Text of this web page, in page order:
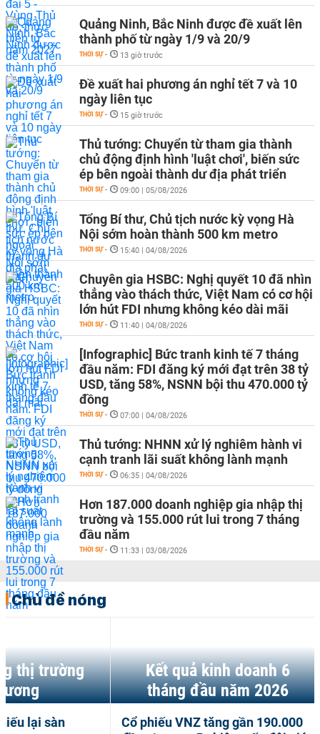
Quảng Ninh, Bắc Ninh được đề xuất lên
thành phố từ ngày 1/9 và 20/9
THỜI SỰ - 13 giờ trước
Đề xuất hai phương án nghỉ tết 7 và 10
ngày liên tục
THỜI SỰ - 15 giờ trước
Thủ tướng: Chuyển từ tham gia thành
chủ động định hình 'luật chơi', biến sức
ép bên ngoài thành dư địa phát triển
THỜI SỰ - 09:00 | 05/08/2026
Tổng Bí thư, Chủ tịch nước kỳ vọng Hà
Nội sớm hoàn thành 500 km metro
THỜI SỰ - 15:40 | 04/08/2026
Chuyên gia HSBC: Nghị quyết 10 đã nhìn
thẳng vào thách thức, Việt Nam có cơ hội
lớn hút FDI nhưng không kéo dài mãi
THỜI SỰ - 11:40 | 04/08/2026
[Infographic] Bức tranh kinh tế 7 tháng
đầu năm: FDI đăng ký mới đạt trên 38 tỷ
USD, tăng 58%, NSNN bội thu 470.000 tỷ
đồng
THỜI SỰ - 07:00 | 04/08/2026
Thủ tướng: NHNN xử lý nghiêm hành vi
cạnh tranh lãi suất không lành mạnh
THỜI SỰ - 06:35 | 04/08/2026
Hơn 187.000 doanh nghiệp gia nhập thị
trường và 155.000 rút lui trong 7 tháng
đầu năm
THỜI SỰ - 11:33 | 03/08/2026
Chủ đề nóng
Kết quả kinh doanh 6
tháng đầu năm 2026
Cổ phiếu VNZ tăng gần 190.000
Quy
TP HCM với